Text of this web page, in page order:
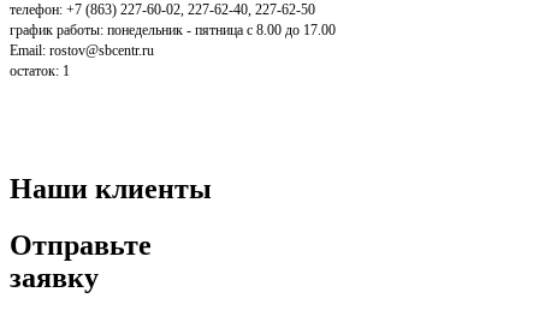
телефон: +7 (863) 227-60-02, 227-62-40, 227-62-50
график работы: понедельник - пятница с 8.00 до 17.00
Email: rostov@sbcentr.ru
остаток: 1
Наши клиенты
Отправьте
заявку